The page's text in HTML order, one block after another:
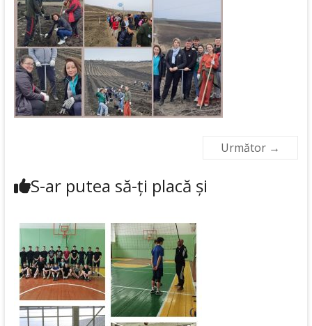
Următor →
S-ar putea să-ți placă și